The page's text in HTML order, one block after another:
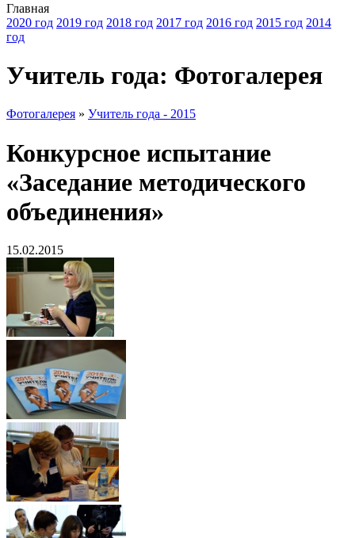
Главная
2020 год 2019 год 2018 год 2017 год 2016 год 2015 год 2014
год
Учитель года: Фотогалерея
Фотогалерея » Учитель года - 2015
Конкурсное испытание
«Заседание методического
объединения»
15.02.2015